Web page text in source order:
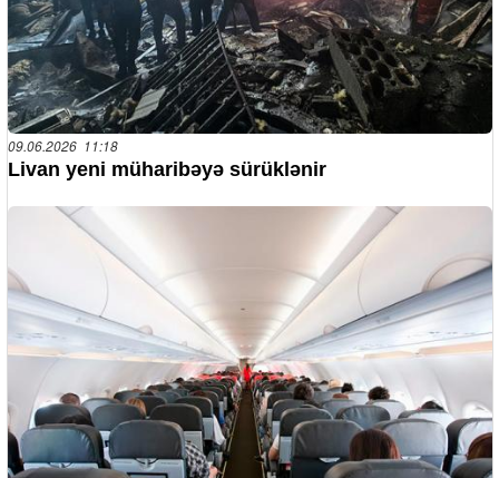
09.06.2026 11:18
Livan yeni müharibəyə sürüklənir